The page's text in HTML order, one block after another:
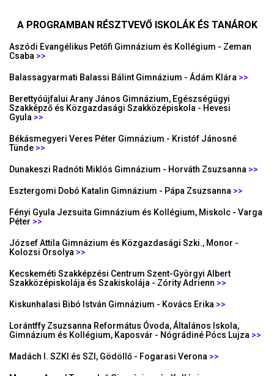
A PROGRAMBAN RÉSZTVEVŐ ISKOLÁK ÉS TANÁROK
Aszódi Evangélikus Petőfi Gimnázium és Kollégium - Zeman
Csaba >>
Balassagyarmati Balassi Bálint Gimnázium - Ádám Klára >>
Berettyóújfalui Arany János Gimnázium, Egészségügyi
Szakképző és Közgazdasági Szakközépiskola - Hevesi
Gyula >>
Békásmegyeri Veres Péter Gimnázium - Kristóf Jánosné
Tünde >>
Dunakeszi Radnóti Miklós Gimnázium - Horváth Zsuzsanna >>
Esztergomi Dobó Katalin Gimnázium - Pápa Zsuzsanna >>
Fényi Gyula Jezsuita Gimnázium és Kollégium, Miskolc - Varga
Péter >>
József Attila Gimnázium és Közgazdasági Szki., Monor -
Kolozsi Orsolya >>
Kecskeméti Szakképzési Centrum Szent-Györgyi Albert
Szakközépiskolája és Szakiskolája - Zórity Adrienn >>
Kiskunhalasi Bibó István Gimnázium - Kovács Erika >>
Lorántffy Zsuzsanna Református Óvoda, Általános Iskola,
Gimnázium és Kollégium, Kaposvár - Nógrádiné Pócs Lujza >>
Madách I. SZKI és SZI, Gödöllő - Fogarasi Verona >>